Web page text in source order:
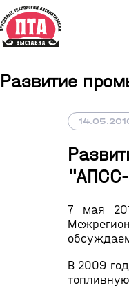
Развитие
7 мая
В 2009